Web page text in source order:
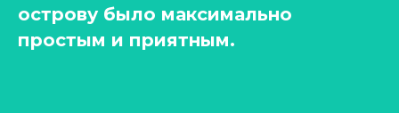
острову было максимально
простым и приятным.